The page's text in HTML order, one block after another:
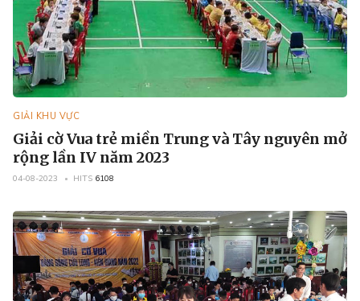
GIẢI KHU VỰC
Giải cờ Vua trẻ miền Trung và Tây nguyên mở
rộng lần IV năm 2023
04-08-2023 HITS 6108